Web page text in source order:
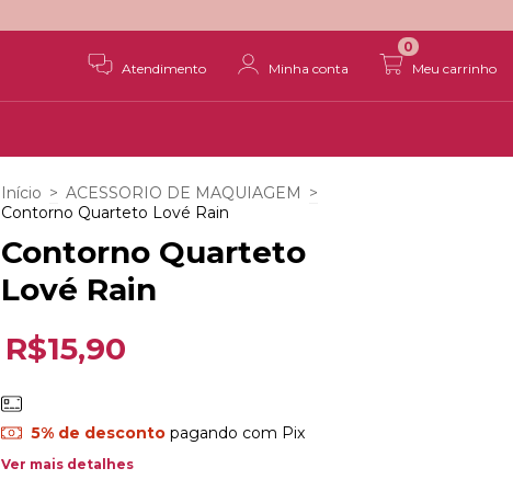
Atendimento Minha conta Meu carrinho
0
Início > ACESSORIO DE MAQUIAGEM >
Contorno Quarteto Lové Rain
Contorno Quarteto
Lové Rain
R$15,90
5% de descontopagando com Pix
Ver mais detalhes